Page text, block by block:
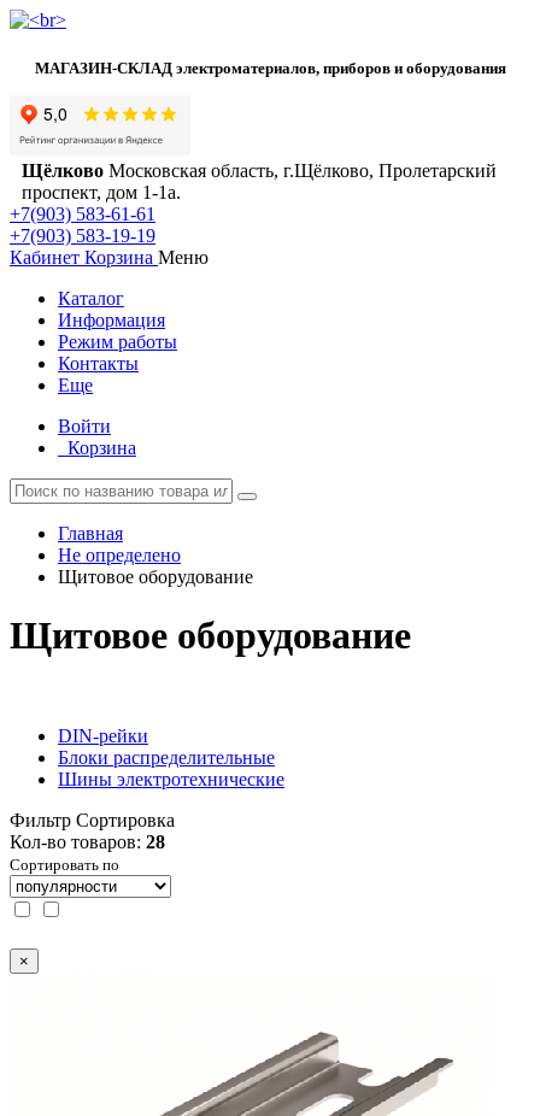
МАГАЗИН-СКЛАД электроматериалов, приборов и оборудования
Щёлково Московская область, г.Щёлково, Пролетарский
проспект, дом 1‑1а.
+7(903) 583-61-61
+7(903) 583-19-19
Кабинет Корзина Меню
Каталог
Информация
Режим работы
Контакты
Еще
Войти
Корзина
Главная
Не определено
Щитовое оборудование
Щитовое оборудование
DIN-рейки
Блоки распределительные
Шины электротехнические
Фильтр Сортировка
Кол-во товаров: 28
Сортировать по
×